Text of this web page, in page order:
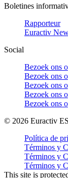
Boletines
Rapporteur
Euractiv
Social
Bezoek ons
Bezoek ons
Bezoek ons
Bezoek ons
Bezoek ons
© 2026 Euractiv
Política de
Términos y
Términos y
Términos y
This site is